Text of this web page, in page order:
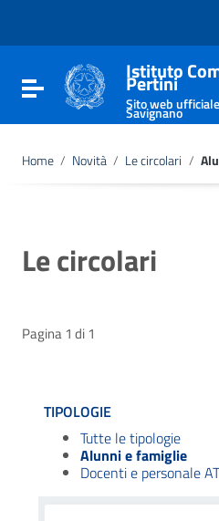
Vai al footer
Attiva / disattiva la
Istituto
Pertini
Sito web
Savignano
Home / Novità / Le circolari /
Le circolari
Pagina 1 di 1
TIPOLOGIE
Tutte le tipologie
Alunni e famiglie
Docenti e personale